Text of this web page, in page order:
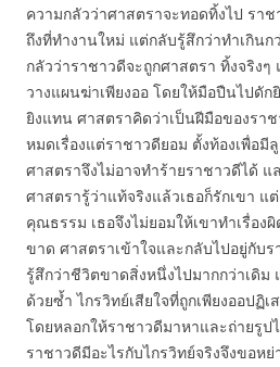
ความกลัวว่าศาสตราจะทอดทิ้งไป ราช
ถึงที่ทำงานใหม่ แต่กลับรู้สึกว่าทำเกินก
กลัวว่าราชาวดีจะถูกศาสตรา ทิ้งจริงๆ
วางแผนฆ่าเพียงออ โดยให้มือปืนไปดั
ยิงแทน ศาสตราคิดว่าเป็นฝีมือของรา
หมดเรื่องแต่ราชาวดียอม ตั้งท้องเพื่อมี
ศาสตราจึงไม่อาจทำร้ายราชาวดีได้ แ
ศาสตรารู้ว่าแท้จริงแล้วเธอก็รักเขา แ
คุณธรรม เธอจึงไม่ยอมให้เขาทำเรื่อง
ขาด ศาสตราเข้าใจและกลับไปอยู่กับร
รู้สึกว่าชีวิตขาดสิ่งหนึ่งไปมากกว่าเดิม
ด้วยซ้ำ ไกรวิทย์เสียใจที่ถูกเพียงออปฏิ
โดยหลอกให้ราชาวดีมาหาและถ่ายรูป
ราชาวดีมีอะไรกับไกรวิทย์จริงจึงขอห